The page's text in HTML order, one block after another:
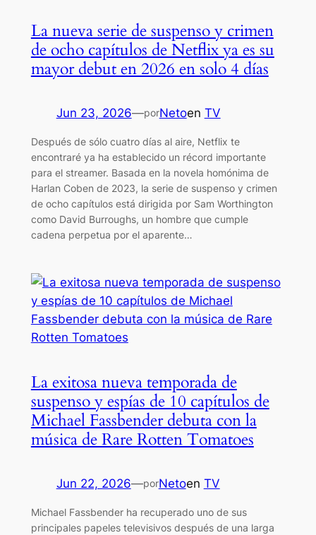
La nueva serie de suspenso y crimen
de ocho capítulos de Netflix ya es su
mayor debut en 2026 en solo 4 días
Jun 23, 2026—porNetoen TV
Después de sólo cuatro días al aire, Netflix te
encontraré ya ha establecido un récord importante
para el streamer. Basada en la novela homónima de
Harlan Coben de 2023, la serie de suspenso y crimen
de ocho capítulos está dirigida por Sam Worthington
como David Burroughs, un hombre que cumple
cadena perpetua por el aparente…
La exitosa nueva temporada de
suspenso y espías de 10 capítulos de
Michael Fassbender debuta con la
música de Rare Rotten Tomatoes
Jun 22, 2026—porNetoen TV
Michael Fassbender ha recuperado uno de sus
principales papeles televisivos después de una larga